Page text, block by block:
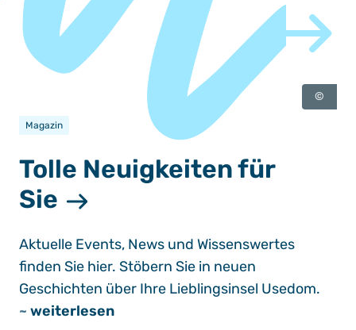
©
Magazin
Tolle Neuigkeiten für
Sie
Aktuelle Events, News und Wissenswertes
finden Sie hier. Stöbern Sie in neuen
Geschichten über Ihre Lieblingsinsel Usedom.
~ weiterlesen